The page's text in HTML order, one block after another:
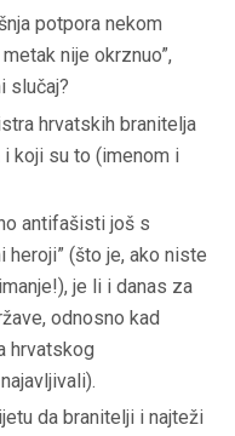
potpora nekom
nije okrznuo”,
slučaj?
hrvatskih branitelja
koji su to (imenom i
antifašisti još s
heroji” (što je, ako niste
je li i danas za
odnosno kad
hrvatskog
da branitelji i najteži